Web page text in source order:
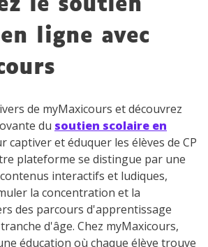
le soutien
ligne avec
de myMaxicours et découvrez
du soutien scolaire en
captiver et éduquer les élèves de CP
plateforme se distingue par une
interactifs et ludiques,
la concentration et la
des parcours d'apprentissage
d'âge. Chez myMaxicours,
éducation où chaque élève trouve
24h notre
de soutien
!
cours et vidéos,exercices
,podcasts de révisions
dédié aux parentspour
progrès